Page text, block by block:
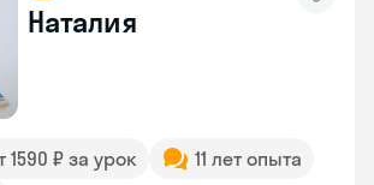
Наталия
1590 ₽ за урок
11 лет опыта